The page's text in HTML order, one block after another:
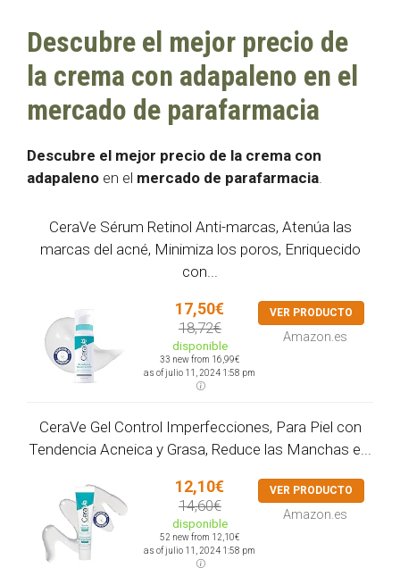
Descubre el mejor precio de
la crema con adapaleno en el
mercado de parafarmacia
Descubre el mejor precio de la crema con
adapaleno en el mercado de parafarmacia
CeraVe Sérum Retinol Anti-marcas, Atenúa las
marcas del acné, Minimiza los poros, Enriquecido
con...
17,50€
18,72€
disponible
33 new from 16,99€
as of julio 11, 2024 1:58 pm
VER PRODUCTO
Amazon.es
CeraVe Gel Control Imperfecciones, Para Piel con
Tendencia Acneica y Grasa, Reduce las Manchas e...
12,10€
14,60€
disponible
52 new from 12,10€
as of julio 11, 2024 1:58 pm
VER PRODUCTO
Amazon.es